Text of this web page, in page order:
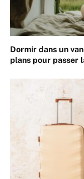
Dormir dans un
plans pour passer